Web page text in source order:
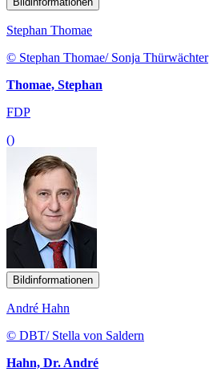
Stephan Thomae
© Stephan Thomae/ Sonja Thürwächter
Thomae, Stephan
FDP
()
Bildinformationen
André Hahn
© DBT/ Stella von Saldern
Hahn, Dr. André